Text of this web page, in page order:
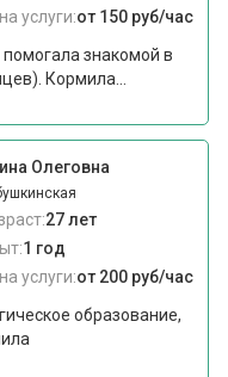
услуги:от 150 руб/час
знакомой в
Кормила...
Олеговна
27 лет
1 год
услуги:от 200 руб/час
образование,